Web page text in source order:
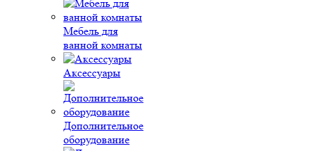
Мебель для
ванной комнаты
Аксессуары
Дополнительное
оборудование